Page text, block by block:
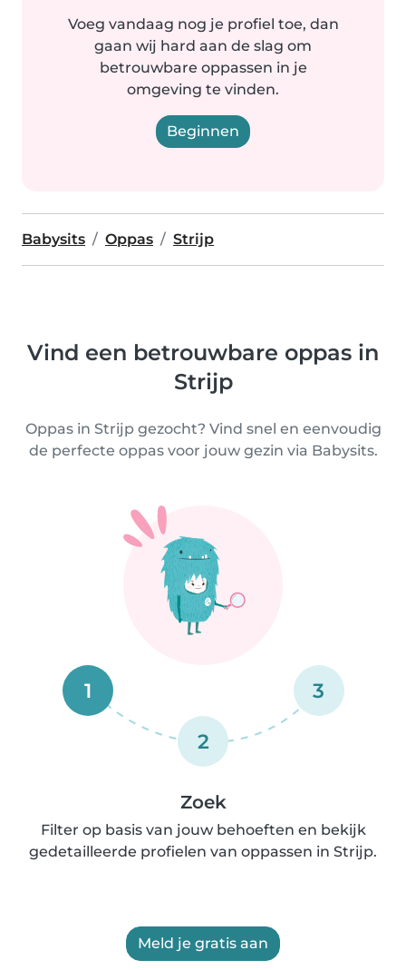
Voeg vandaag nog je profiel toe, dan
gaan wij hard aan de slag om
betrouwbare oppassen in je
omgeving te vinden.
Beginnen
Babysits Oppas Strijp
Vind een betrouwbare oppas in
Strijp
Oppas in Strijp gezocht? Vind snel en eenvoudig
de perfecte oppas voor jouw gezin via Babysits.
1
2
3
Zoek
Filter op basis van jouw behoeften en bekijk
gedetailleerde profielen van oppassen in Strijp.
Meld je gratis aan